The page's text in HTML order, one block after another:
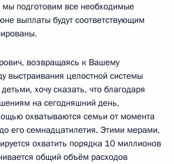
мы подготовим все необходимые
выплаты будут соответствующим
возвращаясь к Вашему
выстраивания целостной системы
хочу сказать, что благодаря
на сегодняшний день,
охватываются семьи от момента
его семнадцатилетия. Этими мерами,
охватить порядка 10 миллионов
общий объём расходов